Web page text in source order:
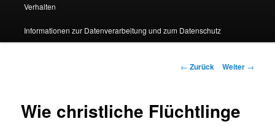
Verhalten
Informationen zur Datenverarbeitung und zum Datenschutz
Beitragsnavigation
← Zurück Weiter →
Wie christliche Flüchtlinge